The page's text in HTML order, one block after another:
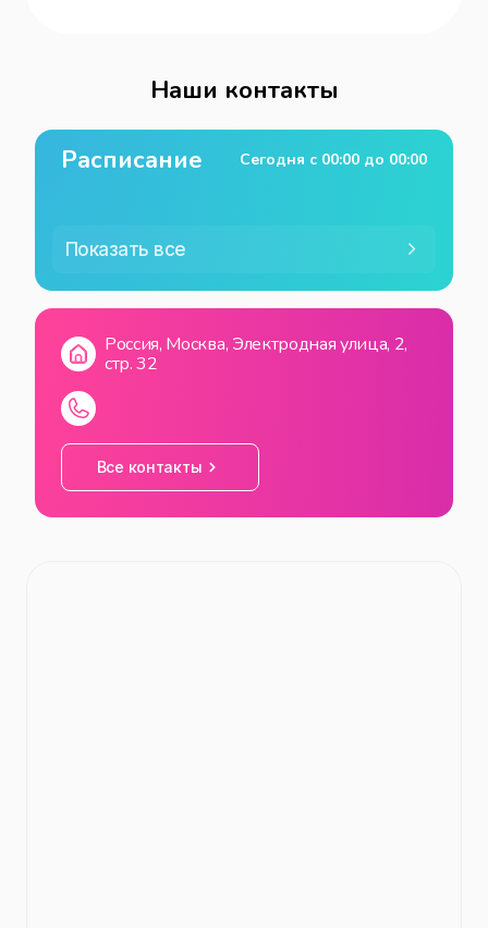
Наши контакты
Расписание Сегодня с 00:00 до 00:00
Показать все
Россия, Москва, Электродная улица, 2,
стр. 32
Все контакты